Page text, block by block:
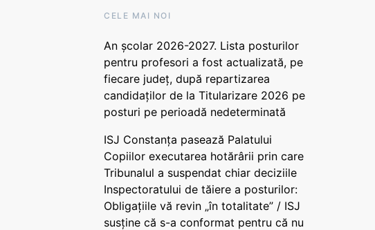
CELE MAI NOI
An școlar 2026-2027. Lista posturilor
pentru profesori a fost actualizată, pe
fiecare județ, după repartizarea
candidaților de la Titularizare 2026 pe
posturi pe perioadă nedeterminată
ISJ Constanța pasează Palatului
Copiilor executarea hotărârii prin care
Tribunalul a suspendat chiar deciziile
Inspectoratului de tăiere a posturilor:
Obligațiile vă revin „în totalitate” / ISJ
susține că s-a conformat pentru că nu